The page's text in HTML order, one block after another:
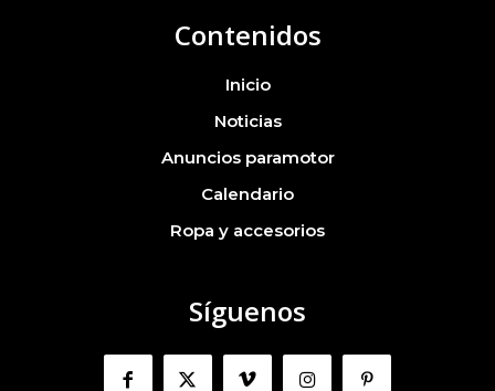
Contenidos
Inicio
Noticias
Anuncios paramotor
Calendario
Ropa y accesorios
Síguenos